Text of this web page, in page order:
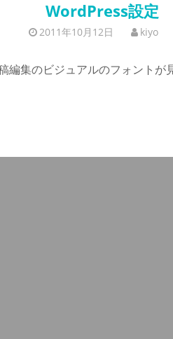
WordPress設定
2011年10月12日 kiyo
集のビジュアルのフォントが